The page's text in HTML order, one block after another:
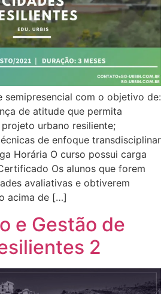
semipresencial com o objetivo de:
de atitude que permita
urbano resiliente;
de enfoque transdisciplinar
Horária O curso possui carga
Os alunos que forem
avaliativas e obtiverem
acima de […]
e Gestão de
2